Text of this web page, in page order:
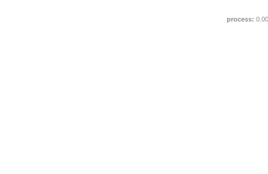
process: